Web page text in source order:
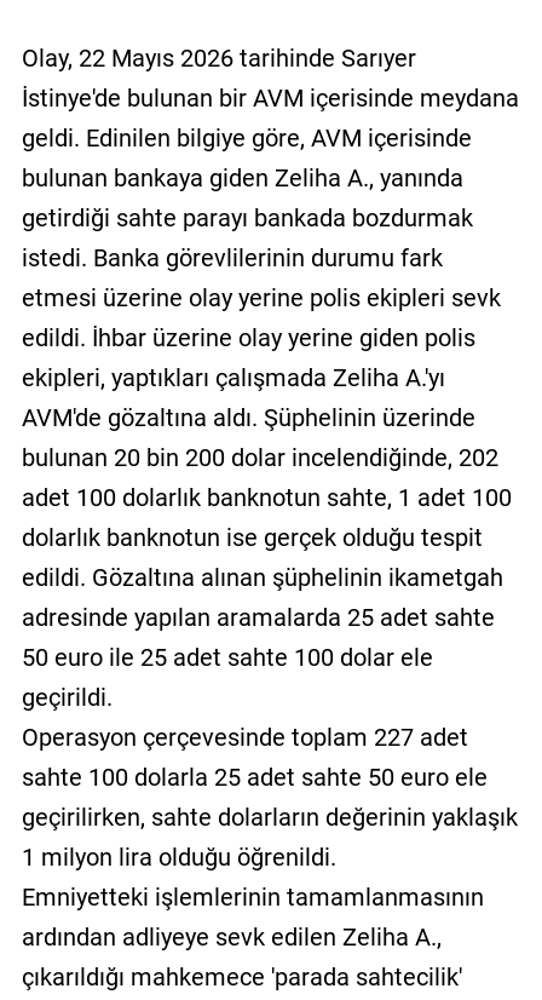
Olay, 22 Mayıs 2026 tarihinde Sarıyer
İstinye'de bulunan bir AVM içerisinde meydana
geldi. Edinilen bilgiye göre, AVM içerisinde
bulunan bankaya giden Zeliha A., yanında
getirdiği sahte parayı bankada bozdurmak
istedi. Banka görevlilerinin durumu fark
etmesi üzerine olay yerine polis ekipleri sevk
edildi. İhbar üzerine olay yerine giden polis
ekipleri, yaptıkları çalışmada Zeliha A.'yı
AVM'de gözaltına aldı. Şüphelinin üzerinde
bulunan 20 bin 200 dolar incelendiğinde, 202
adet 100 dolarlık banknotun sahte, 1 adet 100
dolarlık banknotun ise gerçek olduğu tespit
edildi. Gözaltına alınan şüphelinin ikametgah
adresinde yapılan aramalarda 25 adet sahte
50 euro ile 25 adet sahte 100 dolar ele
geçirildi.
Operasyon çerçevesinde toplam 227 adet
sahte 100 dolarla 25 adet sahte 50 euro ele
geçirilirken, sahte dolarların değerinin yaklaşık
1 milyon lira olduğu öğrenildi.
Emniyetteki işlemlerinin tamamlanmasının
ardından adliyeye sevk edilen Zeliha A.,
çıkarıldığı mahkemece 'parada sahtecilik'